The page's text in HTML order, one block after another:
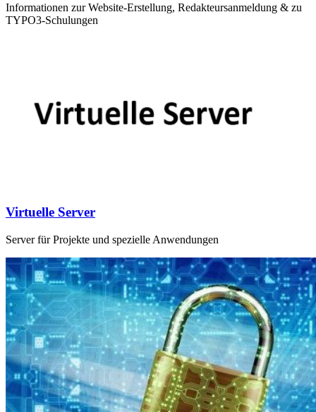
Informationen zur Website-­Erstellung, Redakteurs­anmeldung & zu
TYPO3-Schulungen
Virtuelle Server
Server für Projekte und spezielle Anwendungen